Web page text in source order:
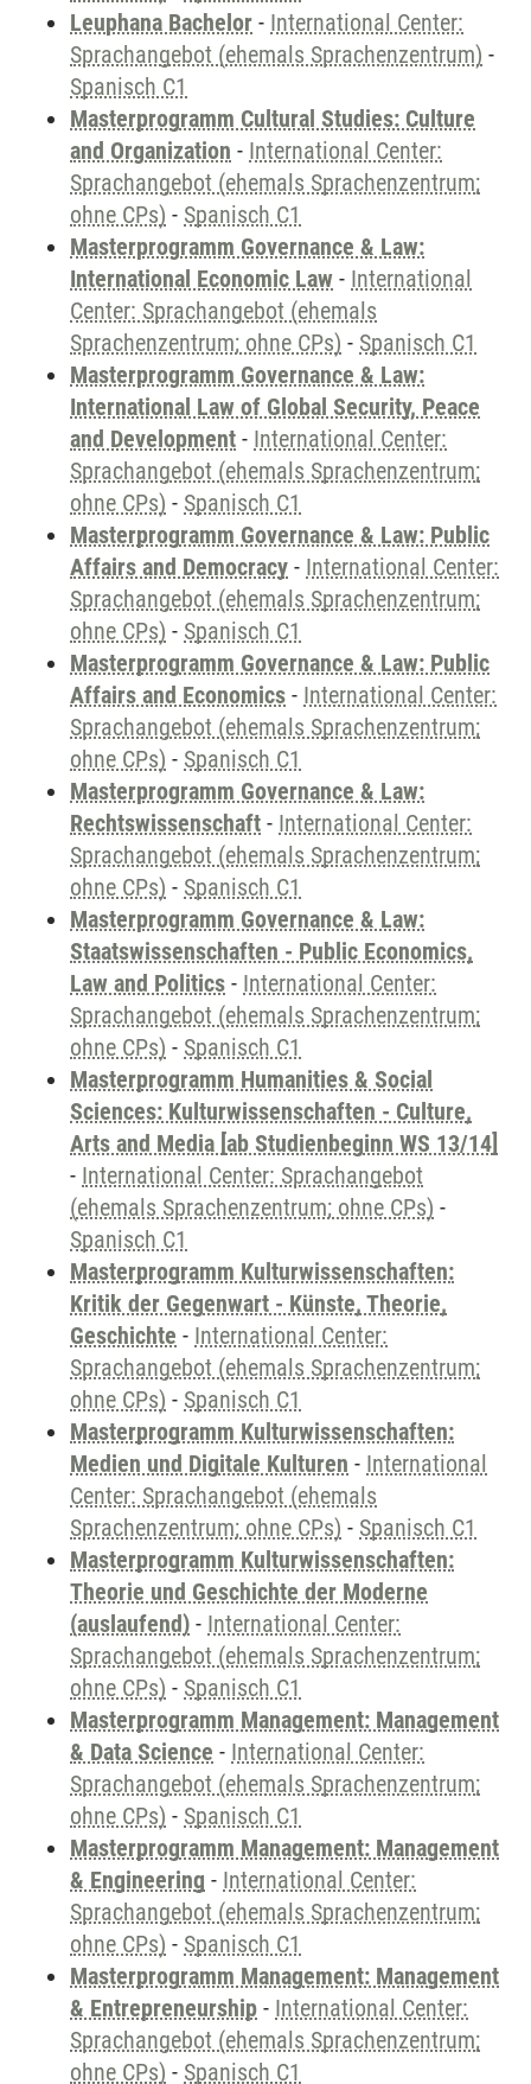
Leuphana Bachelor - International Center:
Sprachangebot (ehemals Sprachenzentrum) -
Spanisch C1
Masterprogramm Cultural Studies: Culture
and Organization - International Center:
Sprachangebot (ehemals Sprachenzentrum;
ohne CPs) - Spanisch C1
Masterprogramm Governance & Law:
International Economic Law - International
Center: Sprachangebot (ehemals
Sprachenzentrum; ohne CPs) - Spanisch C1
Masterprogramm Governance & Law:
International Law of Global Security, Peace
and Development - International Center:
Sprachangebot (ehemals Sprachenzentrum;
ohne CPs) - Spanisch C1
Masterprogramm Governance & Law: Public
Affairs and Democracy - International Center:
Sprachangebot (ehemals Sprachenzentrum;
ohne CPs) - Spanisch C1
Masterprogramm Governance & Law: Public
Affairs and Economics - International Center:
Sprachangebot (ehemals Sprachenzentrum;
ohne CPs) - Spanisch C1
Masterprogramm Governance & Law:
Rechtswissenschaft - International Center:
Sprachangebot (ehemals Sprachenzentrum;
ohne CPs) - Spanisch C1
Masterprogramm Governance & Law:
Staatswissenschaften - Public Economics,
Law and Politics - International Center:
Sprachangebot (ehemals Sprachenzentrum;
ohne CPs) - Spanisch C1
Masterprogramm Humanities & Social
Sciences: Kulturwissenschaften - Culture,
Arts and Media [ab Studienbeginn WS 13/14]
- International Center: Sprachangebot
(ehemals Sprachenzentrum; ohne CPs) -
Spanisch C1
Masterprogramm Kulturwissenschaften:
Kritik der Gegenwart - Künste, Theorie,
Geschichte - International Center:
Sprachangebot (ehemals Sprachenzentrum;
ohne CPs) - Spanisch C1
Masterprogramm Kulturwissenschaften:
Medien und Digitale Kulturen - International
Center: Sprachangebot (ehemals
Sprachenzentrum; ohne CPs) - Spanisch C1
Masterprogramm Kulturwissenschaften:
Theorie und Geschichte der Moderne
(auslaufend) - International Center:
Sprachangebot (ehemals Sprachenzentrum;
ohne CPs) - Spanisch C1
Masterprogramm Management: Management
& Data Science - International Center:
Sprachangebot (ehemals Sprachenzentrum;
ohne CPs) - Spanisch C1
Masterprogramm Management: Management
& Engineering - International Center:
Sprachangebot (ehemals Sprachenzentrum;
ohne CPs) - Spanisch C1
Masterprogramm Management: Management
& Entrepreneurship - International Center:
Sprachangebot (ehemals Sprachenzentrum;
ohne CPs) - Spanisch C1